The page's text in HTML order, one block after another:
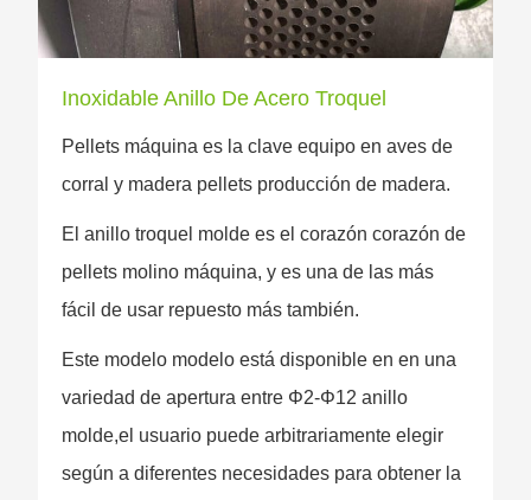
Inoxidable Anillo De Acero Troquel
Pellets máquina es la clave equipo en aves de
corral y madera pellets producción de madera.
El anillo troquel molde es el corazón corazón de
pellets molino máquina, y es una de las más
fácil de usar repuesto más también.
Este modelo modelo está disponible en en una
variedad de apertura entre Φ2-Φ12 anillo
molde,el usuario puede arbitrariamente elegir
según a diferentes necesidades para obtener la